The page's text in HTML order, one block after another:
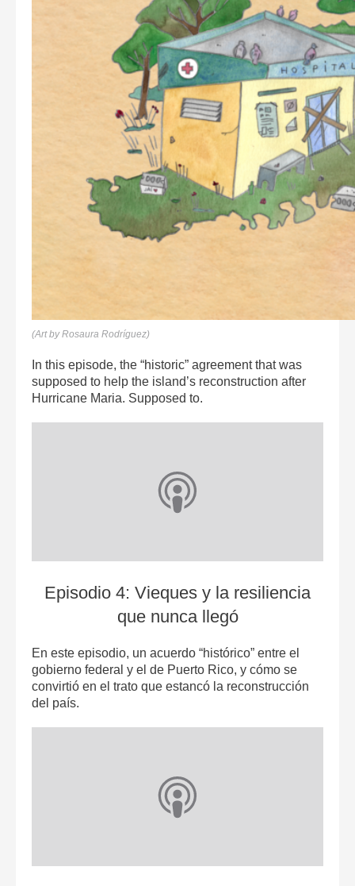
(Art by Rosaura Rodríguez)
In this episode, the “historic” agreement that was
supposed to help the island’s reconstruction after
Hurricane Maria. Supposed to.
Episodio 4: Vieques y la resiliencia
que nunca lleg‪ó
En este episodio, un acuerdo “histórico” entre el
gobierno federal y el de Puerto Rico, y cómo se
convirtió en el trato que estancó la reconstrucción
del país.